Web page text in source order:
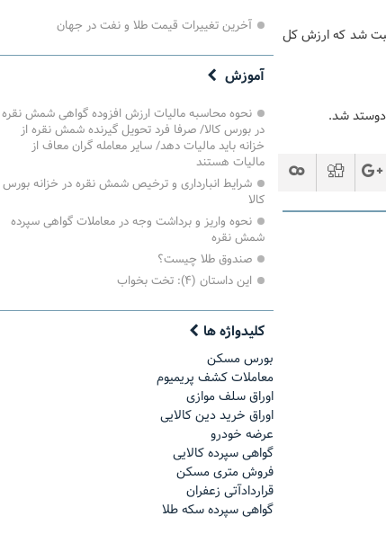
زعفران به میزان ۹ میلیون و ۳۱۰ هزار و ۴۳ واحد ثبت شد که ارزش کل
آخرین تغییرات قیمت طلا و نفت در جهان
آموزش
نحوه محاسبه مالیات ارزش افزوده گواهی شمش نقره
در بورس کالا/ صرفا فرد تحویل گیرنده شمش نقره از
خزانه باید مالیات دهد/ سایر معامله گران معاف از
مالیات هستند
شرایط انبارداری و ترخیص شمش نقره در خزانه بورس
کالا
نحوه واریز و برداشت وجه در معاملات گواهی سپرده
شمش نقره
صندوق طلا چیست؟
این داستان (۴): تخت بخواب
کلیدواژه ها
بورس مسکن
معاملات کشف پریمیوم
اوراق سلف موازی
اوراق خرید دین کالایی
عرضه خودرو
گواهی سپرده کالایی
فروش مترى مسكن
قراردادآتی زعفران
گواهی سپرده سکه طلا